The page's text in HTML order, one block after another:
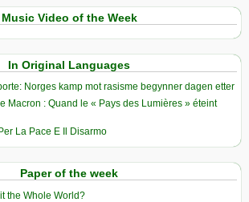
Music Video of the Week
In Original Languages
Norges kamp mot rasisme begynner dagen etter
Macron : Quand le « Pays des Lumières » éteint
La Pace E Il Disarmo
Paper of the week
the Whole World?